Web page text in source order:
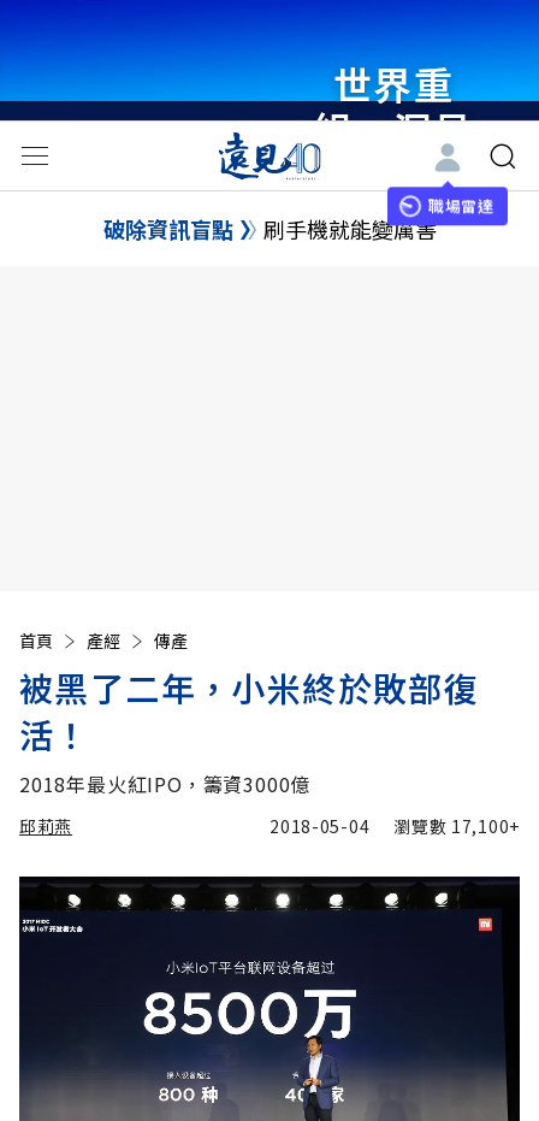
世界重
組・洞見
未來 與
世界領袖
職場雷達
破除資訊盲點 刷手機就能變厲害
首頁 產經 傳產
被黑了二年，小米終於敗部復
活！
2018年最火紅IPO，籌資3000億
邱莉燕 2018-05-04 瀏覽數 17,100+